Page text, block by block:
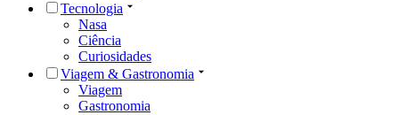
Tecnologia
Nasa
Ciência
Curiosidades
Viagem & Gastronomia
Viagem
Gastronomia